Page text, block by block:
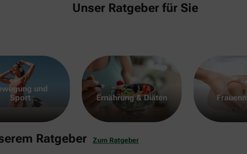
Unser Ratgeber für Sie
und
Sport
Ernährung & Diäten
Ratgeber Zum Ratgeber